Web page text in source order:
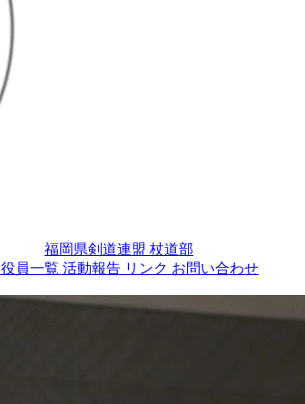
福岡県剣道連盟 杖道部
役員一覧 活動報告 リンク お問い合わせ